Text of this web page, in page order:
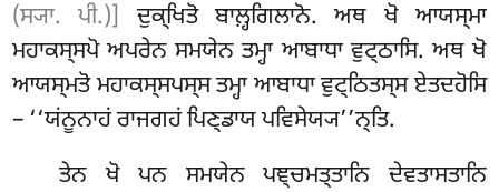
(ਸ੍ਯਾ. ਪੀ.)]
ਦੁਕ੍ਖਿਤੋ ਬਾਲ਼੍ਹਗਿਲਾਨੋ. ਅਥ ਖੋ ਆਯਸ੍ਮਾ
ਮਹਾਕਸ੍ਸਪੋ ਅਪਰੇਨ ਸਮਯੇਨ ਤਮ੍ਹਾ ਆਬਾਧਾ ਵੁਟ੍ਠਾਸਿ. ਅਥ ਖੋ
ਆਯਸ੍ਮਤੋ ਮਹਾਕਸ੍ਸਪਸ੍ਸ ਤਮ੍ਹਾ ਆਬਾਧਾ ਵੁਟ੍ਠਿਤਸ੍ਸ ਏਤਦਹੋਸਿ
– ‘‘ਯਂਨੂਨਾਹਂ ਰਾਜਗਹਂ ਪਿਣ੍ਡਾਯ ਪਵਿਸੇਯ੍ਯ’’ਨ੍ਤਿ.
ਤੇਨ ਖੋ ਪਨ ਸਮਯੇਨ ਪਞ੍ਚਮਤ੍ਤਾਨਿ ਦੇਵਤਾਸਤਾਨਿ